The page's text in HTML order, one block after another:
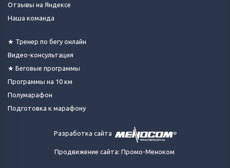
Отзывы на Яндексе
Наша команда
★ Тренер по бегу онлайн
Видео-консультация
★ Беговые программы
Программы на 10 км
Полумарафон
Подготовка к марафону
Разработка сайта
Продвижение сайта: Промо-Меноком